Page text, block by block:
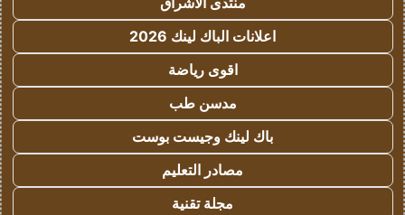
اعلانات الباك لينك 2026
اقوى رياضة
مدسن طب
باك لينك وجيست بوست
مصادر التعليم
مجلة تقنية